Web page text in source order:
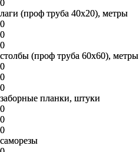
0
лаги (проф труба 40х20), метры
0
0
0
столбы (проф труба 60х60), метры
0
0
0
заборные планки, штуки
0
0
0
саморезы